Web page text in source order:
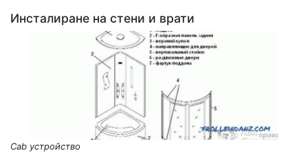
Инсталиране на стени и врати
Cab устройство